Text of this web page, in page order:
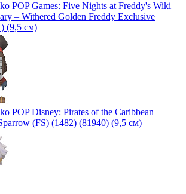
POP Games: Five Nights at Freddy's Wiki
– Withered Golden Freddy Exclusive
(9,5 см)
POP Disney: Pirates of the Caribbean –
(FS) (1482) (81940) (9,5 см)